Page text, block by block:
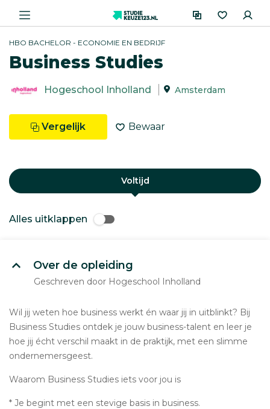
HBO BACHELOR - ECONOMIE EN BEDRIJF
Business Studies
Hogeschool Inholland Amsterdam
Vergelijk Bewaar
Voltijd
Alles uitklappen
Over de opleiding
Geschreven door Hogeschool Inholland
Wil jij weten hoe business werkt én waar jij in uitblinkt? Bij
Business Studies ontdek je jouw business-talent en leer je
hoe jij écht verschil maakt in de praktijk, met een slimme
ondernemersgeest.
Waarom Business Studies iets voor jou is
* Je begint met een stevige basis in business.